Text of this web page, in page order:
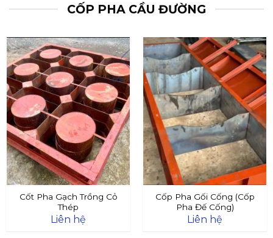
CỐP PHA CẦU ĐƯỜNG
Cốt Pha Gạch Trồng Cỏ
Thép
Liên hệ
Cốp Pha Gối Cống (Cốp
Pha Đế Cống)
Liên hệ